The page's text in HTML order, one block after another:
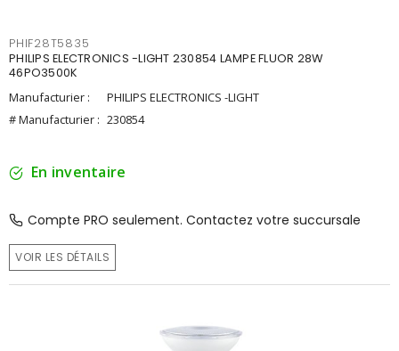
PHIF28T5835
PHILIPS ELECTRONICS -LIGHT 230854 LAMPE FLUOR 28W
46PO3500K
Manufacturier :
PHILIPS ELECTRONICS -LIGHT
# Manufacturier : 230854
En inventaire
Compte PRO seulement. Contactez votre succursale
VOIR LES DÉTAILS